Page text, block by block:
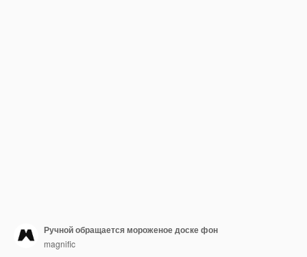
Ручной обращается мороженое доске фон
magnific